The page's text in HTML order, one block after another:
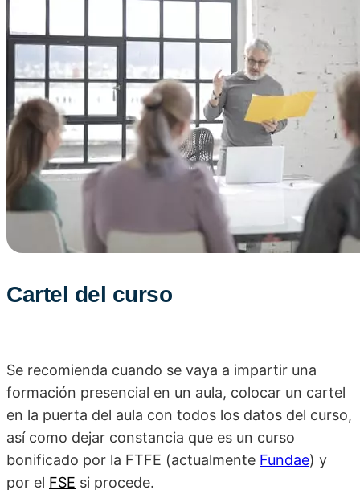
Cartel del curso
Se recomienda cuando se vaya a impartir una
formación presencial en un aula, colocar un cartel
en la puerta del aula con todos los datos del curso,
así como dejar constancia que es un curso
bonificado por la FTFE (actualmente Fundae) y
por el FSE si procede.